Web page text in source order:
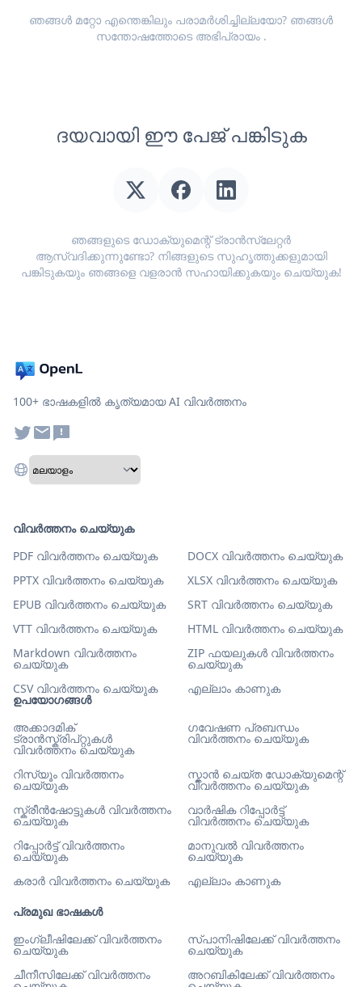
ഞങ്ങൾ മറ്റോ എന്തെങ്കിലും പരാമർശിച്ചില്ലയോ? ഞങ്ങൾ
സന്തോഷത്തോടെ അഭിപ്രായം.
ദയവായി ഈ പേജ് പങ്കിടുക
ഞങ്ങളുടെ ഡോക്യുമെന്റ് ട്രാൻസ്ലേറ്റർ
ആസ്വദിക്കുന്നുണ്ടോ? നിങ്ങളുടെ സുഹൃത്തുക്കളുമായി
പങ്കിടുകയും ഞങ്ങളെ വളരാൻ സഹായിക്കുകയും ചെയ്യുക!
100+ ഭാഷകളിൽ കൃത്യമായ AI വിവർത്തനം
ഉപയോഗങ്ങൾ
അക്കാദമിക്
ട്രാൻസ്ക്രിപ്റ്റുകൾ
വിവർത്തനം ചെയ്യുക
ഗവേഷണ പ്രബന്ധം
വിവർത്തനം ചെയ്യുക
റിസ്യൂം വിവർത്തനം
ചെയ്യുക
സ്കാൻ ചെയ്ത ഡോക്യുമെന്റ്
വിവർത്തനം ചെയ്യുക
സ്ക്രീൻഷോട്ടുകൾ വിവർത്തനം
ചെയ്യുക
വാർഷിക റിപ്പോർട്ട്
വിവർത്തനം ചെയ്യുക
റിപ്പോർട്ട് വിവർത്തനം
ചെയ്യുക
മാനുവൽ വിവർത്തനം
ചെയ്യുക
കരാർ വിവർത്തനം ചെയ്യുക
എല്ലാം കാണുക
പ്രമുഖ ഭാഷകൾ
ഇംഗ്ലീഷിലേക്ക് വിവർത്തനം
ചെയ്യുക
സ്പാനിഷിലേക്ക് വിവർത്തനം
ചെയ്യുക
ചീനീസിലേക്ക് വിവർത്തനം
അറബികിലേക്ക് വിവർത്തനം
വിവർത്തനം ചെയ്യുക
PDF വിവർത്തനം ചെയ്യുക
DOCX വിവർത്തനം ചെയ്യുക
PPTX വിവർത്തനം ചെയ്യുക
XLSX വിവർത്തനം ചെയ്യുക
EPUB വിവർത്തനം ചെയ്യുക
SRT വിവർത്തനം ചെയ്യുക
VTT വിവർത്തനം ചെയ്യുക
HTML വിവർത്തനം ചെയ്യുക
Markdown വിവർത്തനം
ചെയ്യുക
ZIP ഫയലുകൾ വിവർത്തനം
ചെയ്യുക
CSV വിവർത്തനം ചെയ്യുക
എല്ലാം കാണുക